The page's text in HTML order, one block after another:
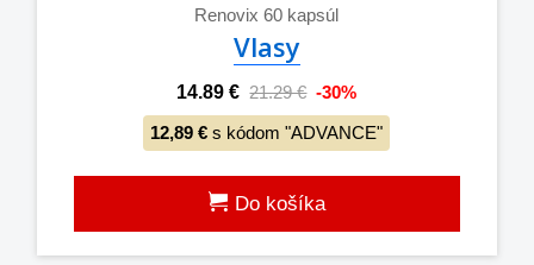
Renovix 60 kapsúl
Vlasy
14.89 € 21.29 € -30%
12,89 € s kódom "ADVANCE"
Do košíka